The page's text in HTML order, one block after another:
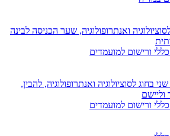
ואנתרופולוגיה, שער הכניסה לבינה
ורישום למועמדים
בחוג לסוציולוגיה ואנתרופולוגיה, להבין,
וליישם
ורישום למועמדים